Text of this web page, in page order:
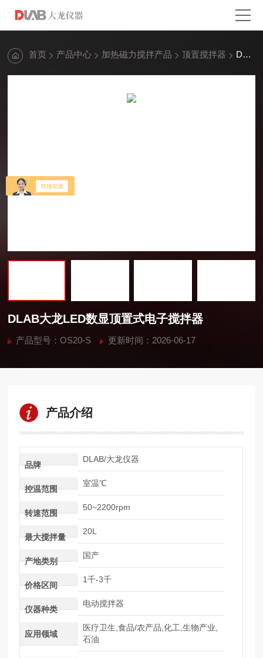
首页 产品中心 加热磁力搅拌产品 顶置搅拌器 DLAB大龙LED数显顶置式电子搅拌器
DLAB大龙LED数显顶置式电子搅拌器
产品型号：OS20-S 更新时间：2026-06-17
产品介绍
品牌
DLAB/大龙仪器
控温范围
室温℃
转速范围
50~2200rpm
最大搅拌量
20L
产地类别
国产
价格区间
1千-3千
仪器种类
电动搅拌器
应用领域
医疗卫生,食品/农产品,化工,生物产业,
石油